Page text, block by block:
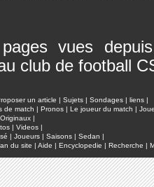
pages vues
club de football
un article | Sujets | Sondages | liens |
de match | Pronos | Le joueur du match |
|
| Videos |
| Joueurs | Saisons | Sedan |
du site | Aide | Encyclopedie | Recherche |